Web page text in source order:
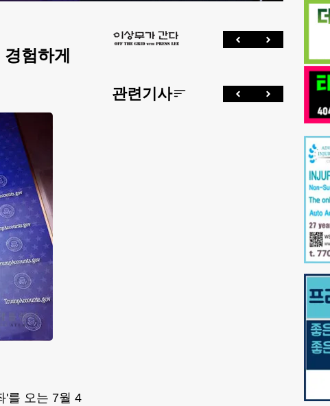
험하게
'를 오는 7월 4
관련기사